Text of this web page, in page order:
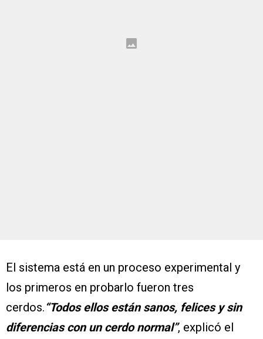
El sistema está en un proceso experimental y
los primeros en probarlo fueron tres
cerdos.“Todos ellos están sanos, felices y sin
diferencias con un cerdo normal”, explicó el